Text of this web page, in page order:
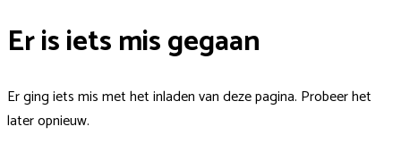
Er is iets mis gegaan
Er ging iets mis met het inladen van deze pagina. Probeer het
later opnieuw.